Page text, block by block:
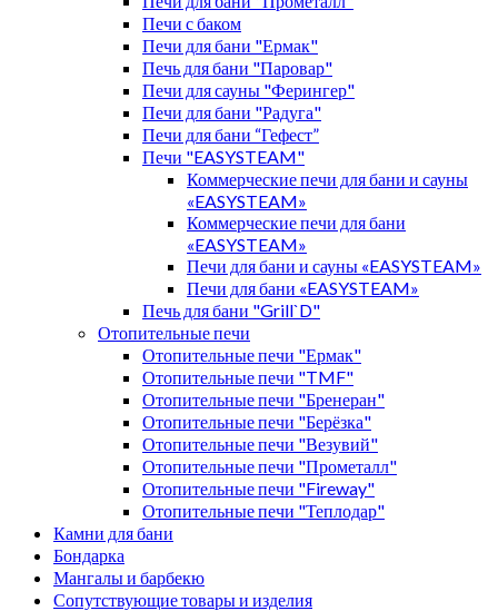
Печи с баком
Печи для бани "Ермак"
Печь для бани "Паровар"
Печи для сауны "Ферингер"
Печи для бани "Радуга"
Печи для бани “Гефест”
Печи "EASYSTEAM"
Коммерческие печи для бани и сауны
«EASYSTEAM»
Коммерческие печи для бани
«EASYSTEAM»
Печи для бани и сауны «EASYSTEAM»
Печи для бани «EASYSTEAM»
Печь для бани "Grill`D"
Отопительные печи
Отопительные печи "Ермак"
Отопительные печи "TMF"
Отопительные печи "Бренеран"
Отопительные печи "Берёзка"
Отопительные печи "Везувий"
Отопительные печи "Прометалл"
Отопительные печи "Fireway"
Отопительные печи "Теплодар"
Камни для бани
Бондарка
Мангалы и барбекю
Сопутствующие товары и изделия